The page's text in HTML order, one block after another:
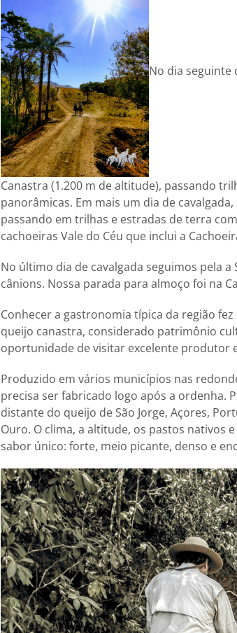
No dia seguinte
Canastra (1.200 m de altitude), passando
panorâmicas. Em mais um dia de
passando em trilhas e estradas de terra
cachoeiras Vale do Céu que inclui a
No último dia de cavalgada seguimos pela
cânions. Nossa parada para almoço foi na
Conhecer a gastronomia típica da região
queijo canastra, considerado patrimônio
oportunidade de visitar excelente produtor
Produzido em vários municípios nas
precisa ser fabricado logo após a ordenha.
distante do queijo de São Jorge, Açores,
Ouro. O clima, a altitude, os pastos nativos
sabor único: forte, meio picante, denso e